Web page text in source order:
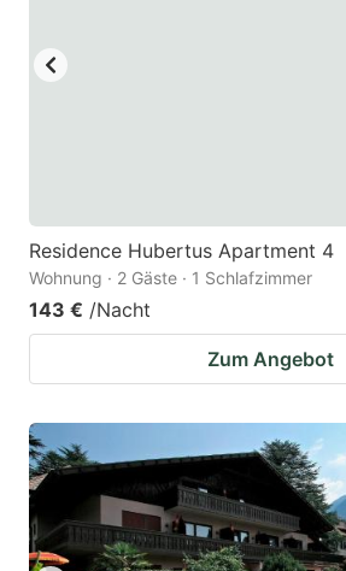
Residence Hubertus Apartment 4
Wohnung · 2 Gäste · 1 Schlafzimmer
143 € /Nacht
Zum Angebot